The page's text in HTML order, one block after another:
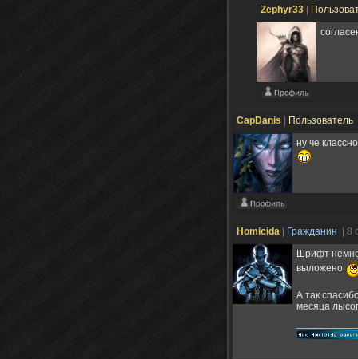
Zephyr33
CapDanis Пользователь
ну че классно
Homicida Гражданин
| 8
Шрифт
выложено
А так
месяца